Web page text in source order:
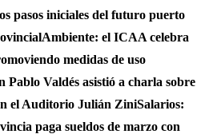
pasos iniciales del futuro puerto
Ambiente: el ICAA celebra
medidas de uso
Pablo Valdés asistió a charla sobre
el Auditorio Julián ZiniSalarios:
paga sueldos de marzo con